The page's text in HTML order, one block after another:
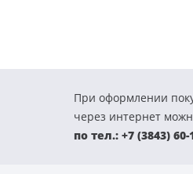
При оформлении
через интернет
по тел.: +7 (3843) 60-